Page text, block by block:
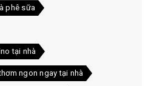
phê sữa
tại nhà
ngon ngay tại nhà